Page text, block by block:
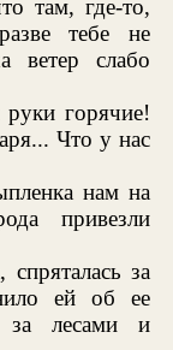
там, где-то,
тебе не
ветер слабо
горячие!
Что у нас
нам на
привезли
за
ей об ее
за лесами и